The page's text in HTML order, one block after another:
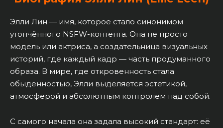
Элли Лин — имя, которое стало синонимом
утончённого NSFW-контента. Она не просто
модель или актриса, а создательница визуальных
историй, где каждый кадр — часть продуманного
образа. В мире, где откровенность стала
обыденностью, Элли выделяется эстетикой,
атмосферой и абсолютным контролем над собой.
С самого начала она задала высокий стандарт: её